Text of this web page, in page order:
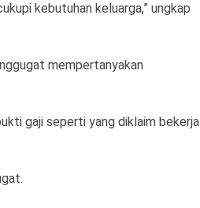
kebutuhan keluarga,” ungkap
mempertanyakan
gaji seperti yang diklaim bekerja